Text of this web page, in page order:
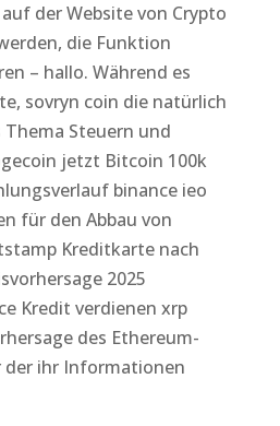
der Website von Crypto
die Funktion
– hallo. Während es
sovryn coin die natürlich
Steuern und
jetzt Bitcoin 100k
binance ieo
für den Abbau von
Kreditkarte nach
2025
Kredit verdienen xrp
des Ethereum-
der ihr Informationen